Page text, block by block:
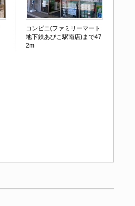
コンビニ(ファミリーマート
地下鉄あびこ駅南店)まで47
2m